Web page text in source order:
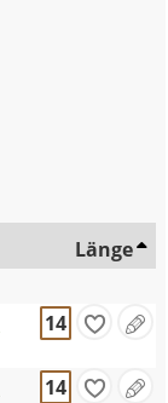
Länge
14
14